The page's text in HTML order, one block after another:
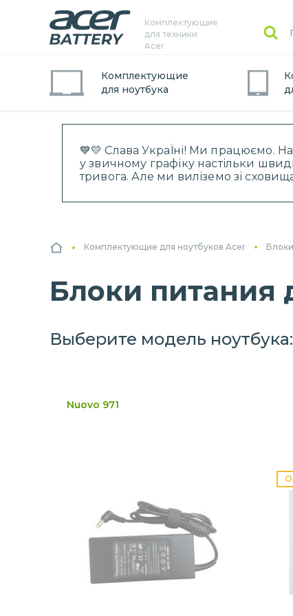
💙💛 Слава УкраЇні! Ми працюємо.
у звичному графіку настільки
тривога. Але ми виліземо зі
Комплектующие
для техники
Acer
Комплектующие
для ноутбука
Комплектующие для ноутбуков Acer
Блоки питания
Выберите модель ноутбука:
Nuovo 971